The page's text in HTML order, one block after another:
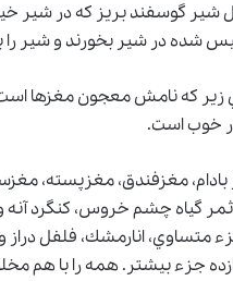
شير گوسفند بريز كه در
شده در شير بخورند و شير را
زير كه نامش معجون مغزها
خوب است.
مغزفندق، مغزپسته،
ثمر گياه چشم خروس، كنگرد آنه
متساوي، انارمشك، فلفل دراز
جزء بيشتر. همه را با هم